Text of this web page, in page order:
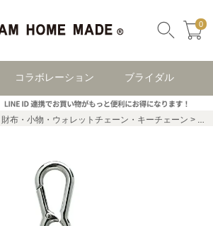
0
コラボレーション ブライダル
財布・小物・ウォレットチェーン・キーチェーン シ